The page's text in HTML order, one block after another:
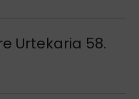
Urtekaria 58.